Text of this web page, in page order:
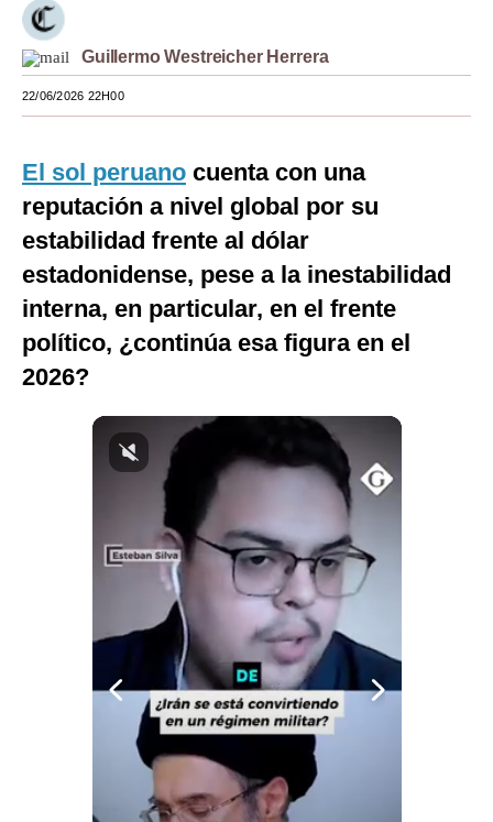
Mundo
EEUU
México
Internacional
Tecnología
Club del Suscriptor
Mix
Guillermo Westreicher Herrera
22/06/2026 22H00
El sol peruano cuenta con una
reputación a nivel global por su
estabilidad frente al dólar
estadonidense, pese a la inestabilidad
interna, en particular, en el frente
político, ¿continúa esa figura en el
2026?